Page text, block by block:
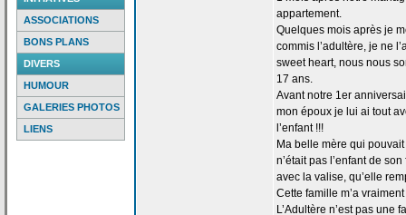
ASSOCIATIONS
BONS PLANS
DIVERS
HUMOUR
GALERIES PHOTOS
LIENS
appartement.
Quelques mois après je
commis l’adultère, je ne
sweet heart, nous nous
17 ans.
Avant notre 1er
mon époux je lui ai tout
l’enfant !!!
Ma belle mère qui
n’était pas l’enfant de son
avec la valise, qu’elle
Cette famille m’a
L’Adultère n’est pas une